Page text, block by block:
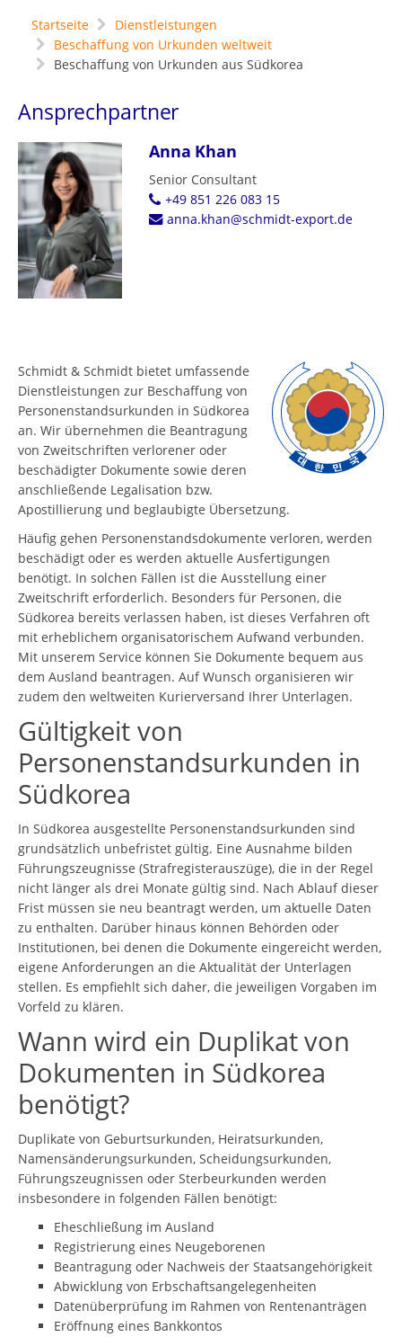
Startseite
Dienstleistungen
Beschaffung von Urkunden weltweit
Beschaffung von Urkunden aus Südkorea
Ansprechpartner
Anna Khan
Senior Consultant
+49 851 226 083 15
anna.khan@schmidt-export.de
Schmidt & Schmidt bietet umfassende
Dienstleistungen zur Beschaffung von
Personenstandsurkunden in Südkorea
an. Wir übernehmen die Beantragung
von Zweitschriften verlorener oder
beschädigter Dokumente sowie deren
anschließende Legalisation bzw.
Apostillierung und beglaubigte Übersetzung.
Häufig gehen Personenstandsdokumente verloren, werden
beschädigt oder es werden aktuelle Ausfertigungen
benötigt. In solchen Fällen ist die Ausstellung einer
Zweitschrift erforderlich. Besonders für Personen, die
Südkorea bereits verlassen haben, ist dieses Verfahren oft
mit erheblichem organisatorischem Aufwand verbunden.
Mit unserem Service können Sie Dokumente bequem aus
dem Ausland beantragen. Auf Wunsch organisieren wir
zudem den weltweiten Kurier­versand Ihrer Unterlagen.
Gültigkeit von
Personenstandsurkunden in
Südkorea
In Südkorea ausgestellte Personenstandsurkunden sind
grundsätzlich unbefristet gültig. Eine Ausnahme bilden
Führungszeugnisse (Strafregisterauszüge), die in der Regel
nicht länger als drei Monate gültig sind. Nach Ablauf dieser
Frist müssen sie neu beantragt werden, um aktuelle Daten
zu enthalten. Darüber hinaus können Behörden oder
Institutionen, bei denen die Dokumente eingereicht werden,
eigene Anforderungen an die Aktualität der Unterlagen
stellen. Es empfiehlt sich daher, die jeweiligen Vorgaben im
Vorfeld zu klären.
Wann wird ein Duplikat von
Dokumenten in Südkorea
benötigt?
Duplikate von Geburtsurkunden, Heiratsurkunden,
Namensänderungsurkunden, Scheidungsurkunden,
Führungszeugnissen oder Sterbeurkunden werden
insbesondere in folgenden Fällen benötigt:
Eheschließung im Ausland
Registrierung eines Neugeborenen
Beantragung oder Nachweis der Staatsangehörigkeit
Abwicklung von Erbschaftsangelegenheiten
Datenüberprüfung im Rahmen von Rentenanträgen
Eröffnung eines Bankkontos